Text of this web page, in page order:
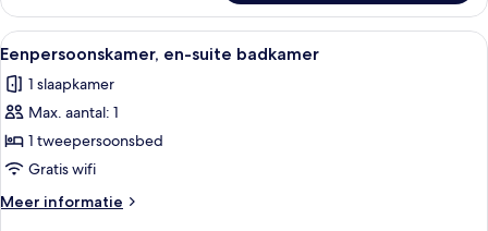
en-
suite
badkamer
Alle
foto's
voor
Eenpersoonskamer,
en-
suite
badkamer
laden
Eenpersoonskamer, en-suite
3
Eenpersoonskamer, en-suite badkamer
1 slaapkamer
Max. aantal: 1
1 tweepersoonsbed
Gratis wifi
Meer informatie
Meer